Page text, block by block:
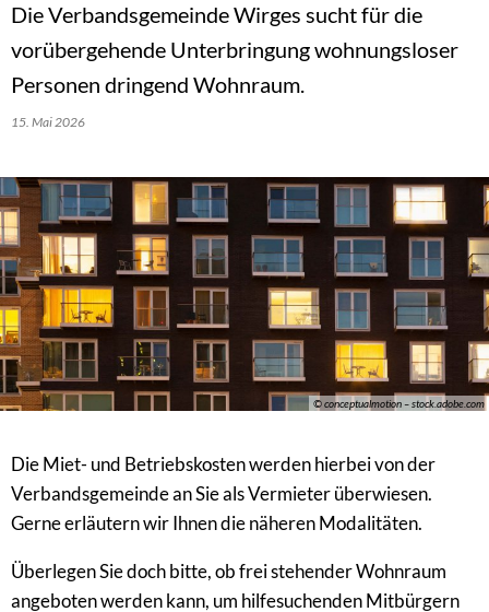
Die Verbandsgemeinde Wirges sucht für die
vorübergehende Unterbringung wohnungsloser
Personen dringend Wohnraum.
15. Mai 2026
© conceptualmotion – stock.adobe.com
Die Miet- und Betriebskosten werden hierbei von der
Verbandsgemeinde an Sie als Vermieter überwiesen.
Gerne erläutern wir Ihnen die näheren Modalitäten.
Überlegen Sie doch bitte, ob frei stehender Wohnraum
angeboten werden kann, um hilfesuchenden Mitbürgern